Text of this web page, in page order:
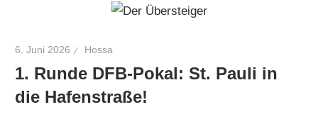
6. Juni 2026 Hossa
1. Runde DFB-Pokal: St. Pauli in
die Hafenstraße!